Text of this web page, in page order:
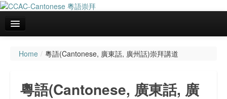
主頁
聚會資料
Home / 粵語(Cantonese, 廣東話, 廣州話)崇拜講道
粵語(Cantonese, 廣東話, 廣